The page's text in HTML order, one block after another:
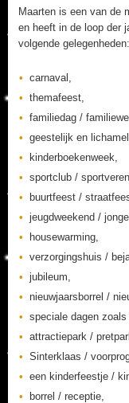
Maarten is een van de
en heeft in de loop der
volgende gelegenheden:
carnaval,
themafeest,
familiedag /
geestelijk en
kinderboekenweek,
sportclub /
buurtfeest /
jeugdweekend /
housewarming,
verzorgingshuis /
jubileum,
nieuwjaarsborrel /
speciale dagen
attractiepark /
Sinterklaas /
een kinderfeestje /
borrel / receptie,